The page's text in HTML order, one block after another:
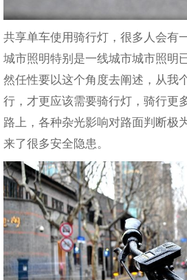
共享单车使用骑行灯，很多人会有
城市照明特别是一线城市城市照明
然任性要以这个角度去阐述，从我
行，才更应该需要骑行灯，骑行更
路上，各种杂光影响对路面判断极
来了很多安全隐患。